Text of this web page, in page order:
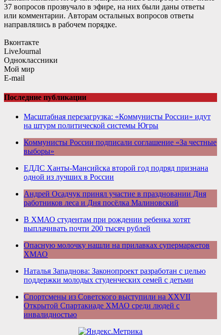
37 вопросов прозвучало в эфире, на них были даны ответы
или комментарии. Авторам остальных вопросов ответы
направлялись в рабочем порядке.
Вконтакте
LiveJournal
Одноклассники
Мой мир
E-mail
Последние публикации
Масштабная перезагрузка: «Коммунисты России» идут
на штурм политической системы Югры
Коммунисты России подписали соглашение «За честные
выборы»
ЕДДС Ханты-Мансийска второй год подряд признана
одной из лучших в России
Андрей Осадчук принял участие в праздновании Дня
работников леса и Дня посёлка Малиновский
В ХМАО студентам при рождении ребенка хотят
выплачивать почти 200 тысяч рублей
Опасную молочку нашли на прилавках супермаркетов
ХМАО
Наталья Западнова: Законопроект разработан с целью
поддержки молодых студенческих семей с детьми
Спортсмены из Советского выступили на XXVII
Открытой Спартакиаде ХМАО среди людей с
инвалидностью